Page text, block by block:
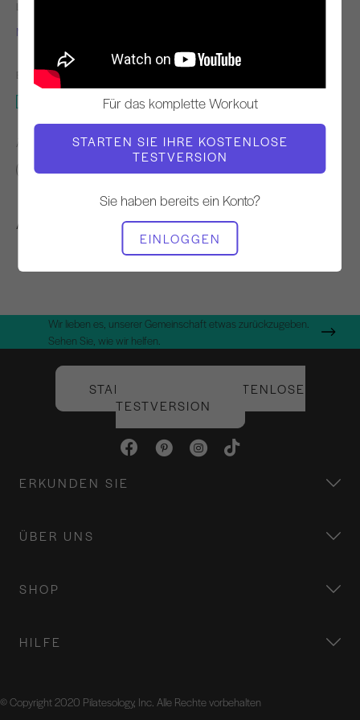
Für das komplette Workout
STARTEN SIE IHRE KOSTENLOSE
TESTVERSION
Sie haben bereits ein Konto?
EINLOGGEN
LEHRER
Marina Urbina
BENÖTIGTE AUSRÜSTUNG
ÄHNLICHE KLASSEN FINDEN FÜR
Zwischenbericht
Andere Workouts, die Ihnen gefallen könnten
Wir lieben es, unserer Gemeinschaft etwas zurückzugeben.
Sehen Sie, wie wir helfen.
STARTEN SIE IHRE KOSTENLOSE
TESTVERSION
ERKUNDEN SIE
ÜBER UNS
SHOP
HILFE
© Copyright 2020 Pilatesology, Inc. Alle Rechte vorbehalten